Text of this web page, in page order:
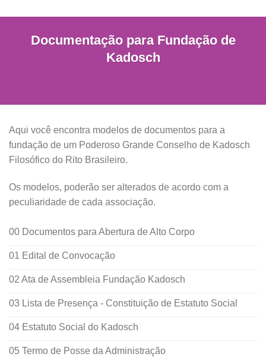
Documentação para Fundação de
Kadosch
Aqui você encontra modelos de documentos para a
fundação de um Poderoso Grande Conselho de Kadosch
Filosófico do Rito Brasileiro.
Os modelos, poderão ser alterados de acordo com a
peculiaridade de cada associação.
00 Documentos para Abertura de Alto Corpo
01 Edital de Convocação
02 Ata de Assembleia Fundação Kadosch
03 Lista de Presença - Constituição de Estatuto Social
04 Estatuto Social do Kadosch
05 Termo de Posse da Administração